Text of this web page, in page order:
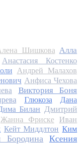
Шишкова Алла
Анастасия Костенко
Андрей Малахов
Анфиса Чехова
Виктория Боня
Глюкоза
Дана
Билан Дмитрий
Жанна Фриске
Иван
Кейт Миддлтон Ким
Бородина
Ксения